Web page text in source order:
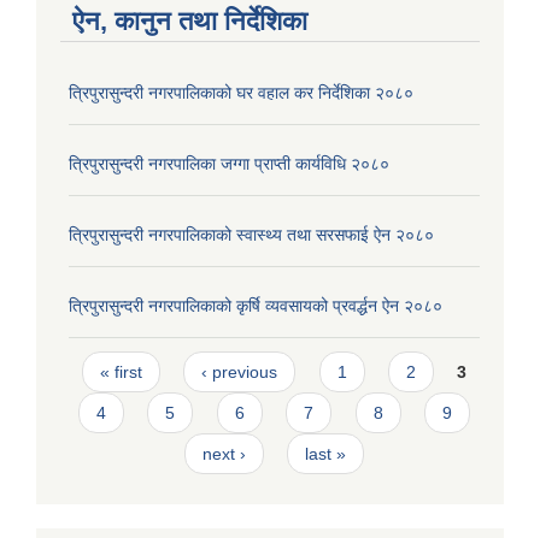
ऐन, कानुन तथा निर्देशिका
त्रिपुरासुन्दरी नगरपालिकाको घर वहाल कर निर्देशिका २०८०
त्रिपुरासुन्दरी नगरपालिका जग्गा प्राप्ती कार्यविधि २०८०
त्रिपुरासुन्दरी नगरपालिकाको स्वास्थ्य तथा सरसफाई ऐन २०८०
त्रिपुरासुन्दरी नगरपालिकाको कृर्षि व्यवसायको प्रवर्द्धन ऐन २०८०
Pages
« first ‹ previous 1 2 3
4 5 6 7 8 9
next › last »